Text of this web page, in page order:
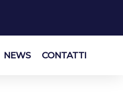
NEWS CONTATTI